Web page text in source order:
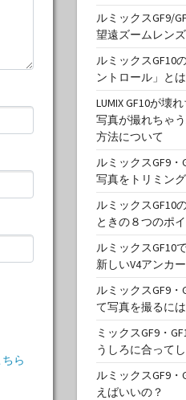
ら
ルミックスGF9/
望遠ズームレン
ルミックスGF10
ントロール」と
LUMIX GF10が壊
写真が撮れちゃ
方法について
ルミックスGF9
写真をトリミン
ルミックスGF10
ときの８つのポ
ルミックスGF10
新しいV4アンカ
ルミックスGF9
て写真を撮るには
ミックスGF9・
うしろに合って
ルミックスGF9
えばいいの？